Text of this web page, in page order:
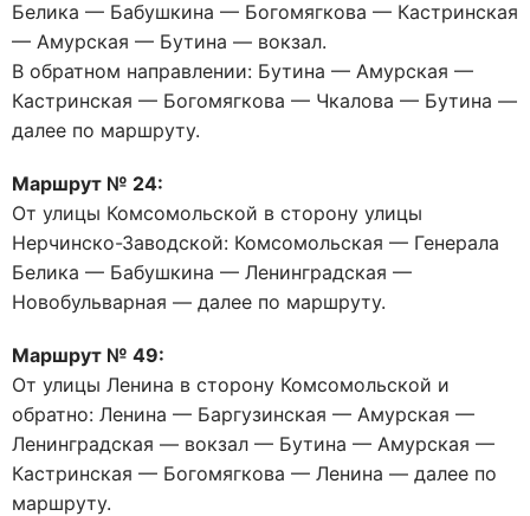
Белика — Бабушкина — Богомягкова — Кастринская
— Амурская — Бутина — вокзал.
В обратном направлении: Бутина — Амурская —
Кастринская — Богомягкова — Чкалова — Бутина —
далее по маршруту.
Маршрут № 24:
От улицы Комсомольской в сторону улицы
Нерчинско-Заводской: Комсомольская — Генерала
Белика — Бабушкина — Ленинградская —
Новобульварная — далее по маршруту.
Маршрут № 49:
От улицы Ленина в сторону Комсомольской и
обратно: Ленина — Баргузинская — Амурская —
Ленинградская — вокзал — Бутина — Амурская —
Кастринская — Богомягкова — Ленина — далее по
маршруту.